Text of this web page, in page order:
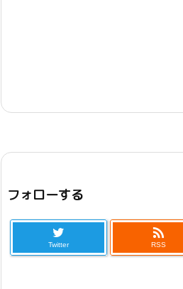
フォローする
Twitter

RSS